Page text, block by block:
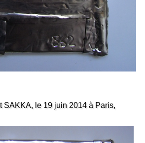
SAKKA, le 19 juin 2014 à Paris,